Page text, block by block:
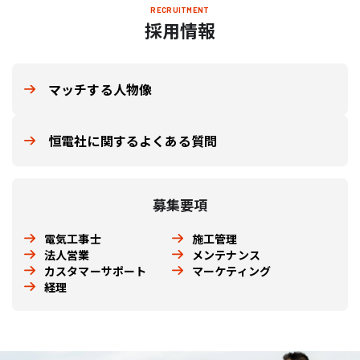
RECRUITMENT
採用情報
マッチする人物像
恒電社に関するよくある質問
募集要項
電気工事士
施工管理
法人営業
メンテナンス
カスタマーサポート
マーケティング
経理